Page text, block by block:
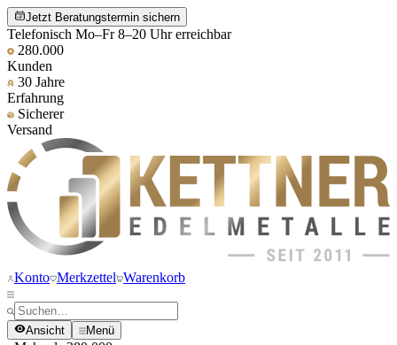
Jetzt Beratungstermin sichern
Telefonisch Mo–Fr 8–20 Uhr erreichbar
280.000
Kunden
30 Jahre
Erfahrung
Sicherer
Versand
Konto Merkzettel Warenkorb
Ansicht Menü